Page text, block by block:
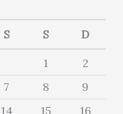
S S D
1
2
7 8
9
14 15
16